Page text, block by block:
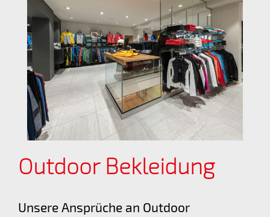
Outdoor Bekleidung
Unsere Ansprüche an Outdoor